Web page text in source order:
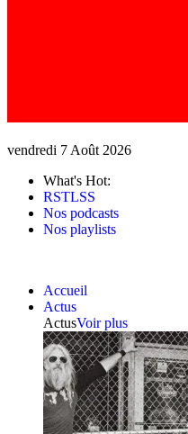
vendredi 7 Août 2026
What's Hot:
RSTLSS
Nos podcasts
Nos playlists
Accueil
Actus
ActusVoir plus